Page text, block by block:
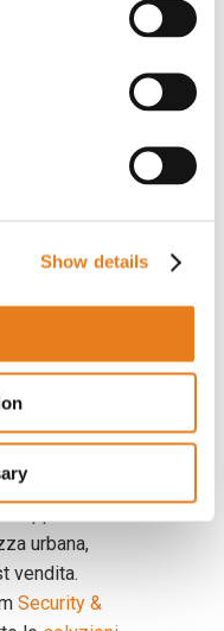
Show details
SELEA
urbana,
vendita.
Security &